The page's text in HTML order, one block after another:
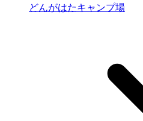
どんがはたキャンプ場